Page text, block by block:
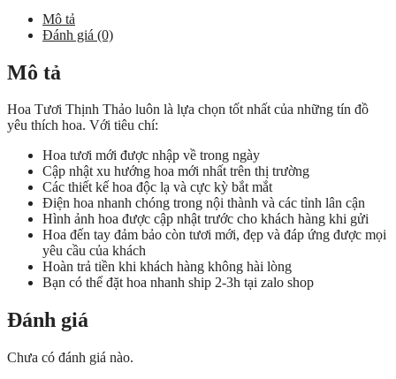
lượng
Mô tả
Đánh giá (0)
Mô tả
Hoa Tươi Thịnh Thảo luôn là lựa chọn tốt nhất của những tín đồ
yêu thích hoa. Với tiêu chí:
Hoa tươi mới được nhập về trong ngày
Cập nhật xu hướng hoa mới nhất trên thị trường
Các thiết kế hoa độc lạ và cực kỳ bắt mắt
Điện hoa nhanh chóng trong nội thành và các tỉnh lân cận
Hình ảnh hoa được cập nhật trước cho khách hàng khi gửi
Hoa đến tay đảm bảo còn tươi mới, đẹp và đáp ứng được mọi
yêu cầu của khách
Hoàn trả tiền khi khách hàng không hài lòng
Bạn có thể đặt hoa nhanh ship 2-3h tại zalo shop
Đánh giá
Chưa có đánh giá nào.